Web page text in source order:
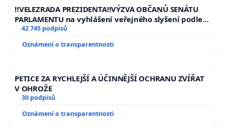
republiky
‼️VELEZRADA PREZIDENTA‼️VÝZVA OBČANŮ SENÁTU
PARLAMENTU na vyhlášení veřejného slyšení podle §
144 jednacího řádu Senátu k návrhu na přijetí
republiky
42 745 podpisů
Oznámení o transparentnosti
PETICE ZA RYCHLEJŠÍ A ÚČINNĚJŠÍ OCHRANU ZVÍŘAT
V OHROŽE
30 podpisů
Oznámení o transparentnosti